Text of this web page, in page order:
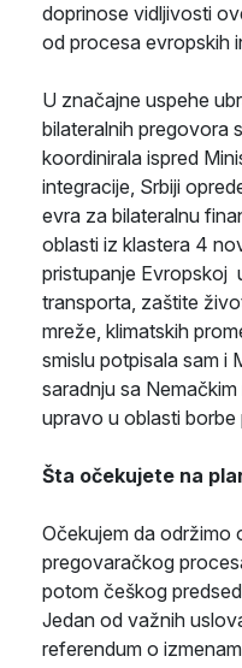
doprinose vidljivosti
od procesa evropskih
U značajne uspehe
bilateralnih pregovora
koordinirala ispred
integracije, Srbiji
evra za bilateralnu
oblasti iz klastera 4
pristupanje Evropskoj
transporta, zaštite
mreže, klimatskih
smislu potpisala sam i
saradnju sa
upravo u oblasti borbe
Šta očekujete na
Očekujem da održimo
pregovaračkog
potom češkog
Jedan od važnih
referendum o